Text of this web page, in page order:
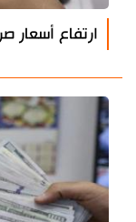
ارتفاع أسعار